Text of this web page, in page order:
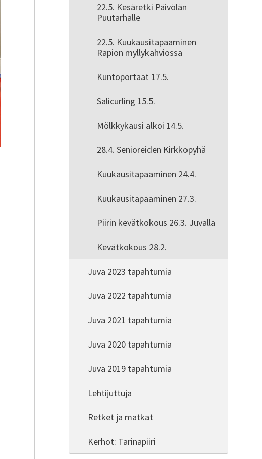
22.5. Kesäretki Päivölän
Puutarhalle
22.5. Kuukausitapaaminen
Rapion myllykahviossa
Kuntoportaat 17.5.
Salicurling 15.5.
Mölkkykausi alkoi 14.5.
28.4. Senioreiden Kirkkopyhä
Kuukausitapaaminen 24.4.
Kuukausitapaaminen 27.3.
Piirin kevätkokous 26.3. Juvalla
Kevätkokous 28.2.
Juva 2023 tapahtumia
Juva 2022 tapahtumia
Juva 2021 tapahtumia
Juva 2020 tapahtumia
Juva 2019 tapahtumia
Lehtijuttuja
Retket ja matkat
Kerhot: Tarinapiiri